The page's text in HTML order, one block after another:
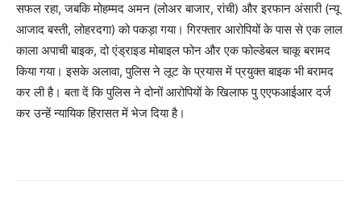
सफल रहा, जबकि मोहम्मद अमन (लोअर बाजार, रांची) और इरफान अंसारी (न्यू
आजाद बस्ती, लोहरदगा) को पकड़ा गया। गिरफ्तार आरोपियों के पास से एक लाल
काला अपाची बाइक, दो एंड्राइड मोबाइल फोन और एक फोल्डेबल चाकू बरामद
किया गया। इसके अलावा, पुलिस ने लूट के प्रयास में प्रयुक्त बाइक भी बरामद
कर ली है। बता दें कि पुलिस ने दोनों आरोपियों के खिलाफ पु एएफआईआर दर्ज
कर उन्हें न्यायिक हिरासत में भेज दिया है।